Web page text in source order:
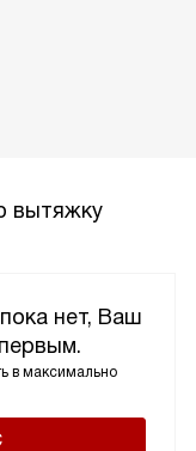
вытяжку
нет, Ваш
в максимально